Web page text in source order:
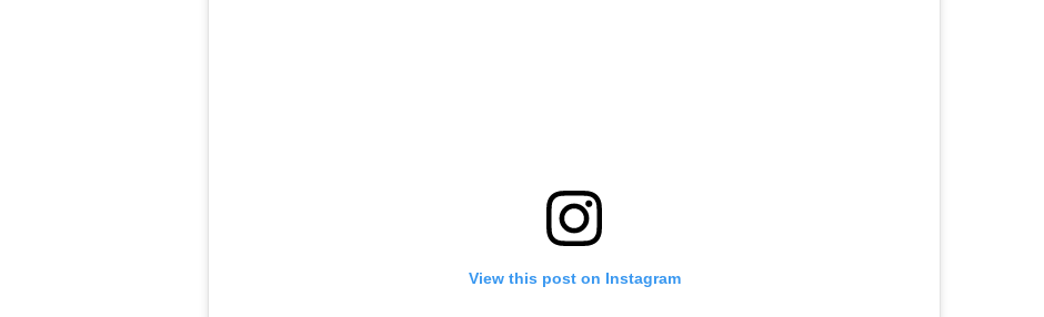
View this post on Instagram